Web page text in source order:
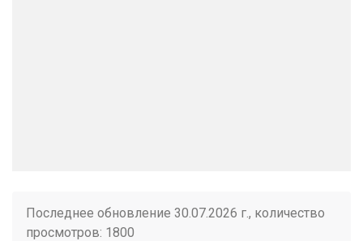
Последнее обновление 30.07.2026 г., количество
просмотров: 1800